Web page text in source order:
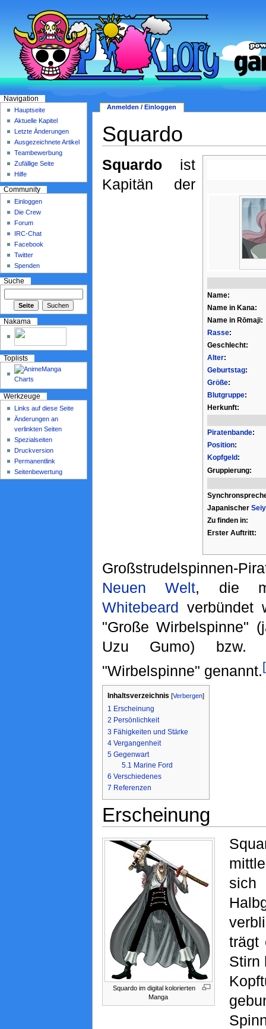
Squardo
Name:
Name in Kana:
Name in Rōmaji:
Rasse:
Geschlecht:
Alter:
Geburtstag:
Größe:
Blutgruppe:
Herkunft:
Piratenbande:
Position:
Kopfgeld:
Gruppierung:
Japanischer
Zu finden in:
Erster Auftritt:
Squardoist
Kapitän der
Großstrudelspinnen-
Neuen Welt, die
Whitebeard verbündet
"Große
Uzu Gumo) bzw.
"Wirbelspinne" genannt.
Inhaltsverzeichnis [Verbergen]
1 Erscheinung
2 Persönlichkeit
3 Fähigkeiten und Stärke
4 Vergangenheit
5 Gegenwart
5.1 Marine Ford
6 Verschiedenes
7 Referenzen
Erscheinung
Squardo im digital kolorierten
Manga
trägt
Stirn
Anmelden / Einloggen
Navigation
Hauptseite
Aktuelle Kapitel
Letzte Änderungen
Ausgezeichnete Artikel
Teambewerbung
Zufällige Seite
Hilfe
Community
Einloggen
Die Crew
Forum
IRC-Chat
Facebook
Twitter
Spenden
Suche
Nakama
Toplists
Werkzeuge
Links auf diese Seite
Änderungen an
verlinkten Seiten
Spezialseiten
Druckversion
Permanentlink
Seitenbewertung